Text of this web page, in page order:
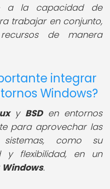
a la capacidad de
trabajar en conjunto,
de manera
integrar
Windows?
y BSDen entornos
para aprovechar las
como su
y flexibilidad, en un
Windows.